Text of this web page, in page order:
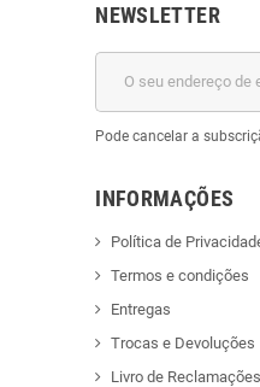
NEWSLETTER
Pode cancelar a
INFORMAÇÕES
Política de
Termos e condições
Entregas
Trocas e Devoluções
Livro de Reclamações